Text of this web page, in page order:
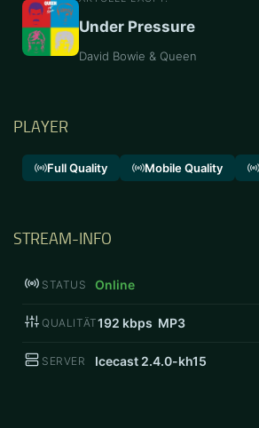
Under Pressure
David Bowie & Queen
PLAYER
Full Quality Mobile Quality
STREAM-INFO
STATUS Online
QUALITÄT192 kbps MP3
SERVER Icecast 2.4.0-kh15